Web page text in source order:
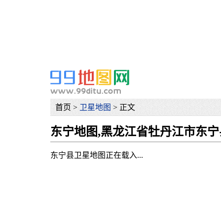
首页 > 卫星地图 > 正文
东宁地图,黑龙江省牡丹江市东
东宁县卫星地图正在载入...